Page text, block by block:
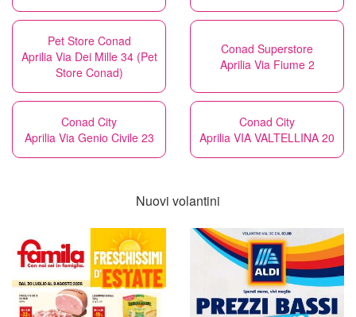
Pet Store Conad
Aprilia Via Dei Mille 34 (Pet
Store Conad)
Conad Superstore
Aprilia Via Fiume 2
Conad City
Aprilia Via Genio Civile 23
Conad City
Aprilia VIA VALTELLINA 20
Nuovi volantini